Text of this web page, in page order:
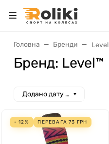
Головна Бренди Level
Бренд: Level™
Додано дату спад
- 12% ПЕРЕВАГА73 ГРН